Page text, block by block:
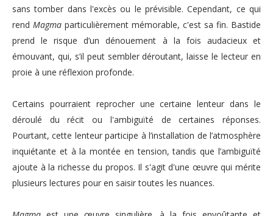
sans tomber dans l'excès ou le prévisible. Cependant, ce qui
rend Magma particulièrement mémorable, c'est sa fin. Bastide
prend le risque d’un dénouement à la fois audacieux et
émouvant, qui, s’il peut sembler déroutant, laisse le lecteur en
proie à une réflexion profonde.
Certains pourraient reprocher une certaine lenteur dans le
déroulé du récit ou l'ambiguïté de certaines réponses.
Pourtant, cette lenteur participe à l’installation de l’atmosphère
inquiétante et à la montée en tension, tandis que l’ambiguïté
ajoute à la richesse du propos. Il s'agit d'une œuvre qui mérite
plusieurs lectures pour en saisir toutes les nuances.